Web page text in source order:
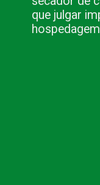
que julgar